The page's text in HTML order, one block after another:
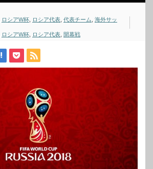
ロシアW杯 ロシア代表 代表チーム 海外サッ
ロシアW杯 ロシア代表 開幕戦